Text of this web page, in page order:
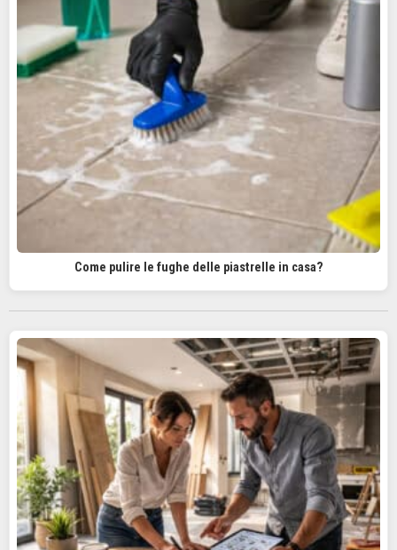
Come pulire le fughe delle piastrelle in casa?